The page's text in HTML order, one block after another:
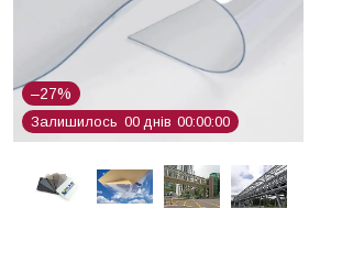
–27%
Залишилось 00 днів 00 00 00